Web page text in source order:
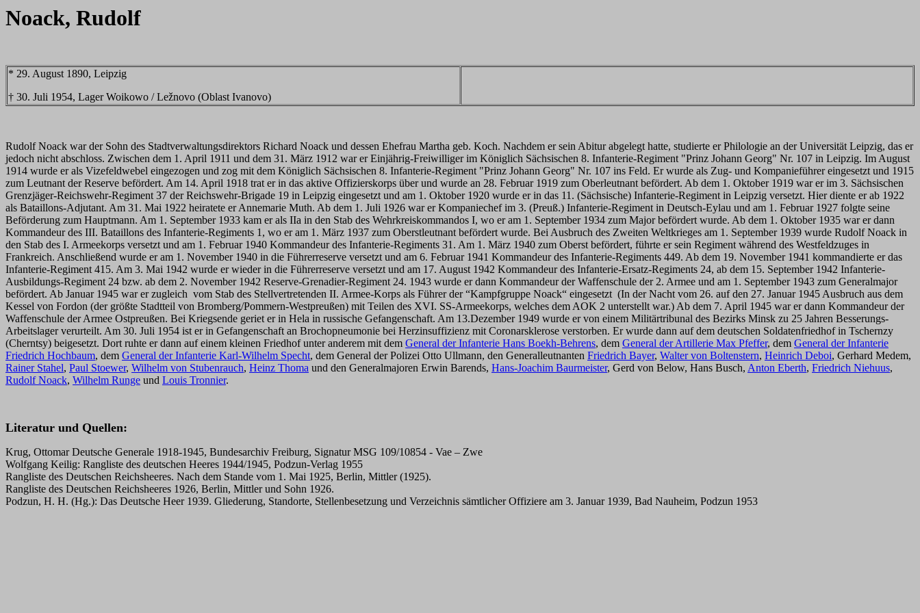
Noack, Rudolf
* 29. August 1890, Leipzig
† 30. Juli 1954, Lager Woikowo / Ležnovo (Oblast Ivanovo)
Rudolf Noack war der Sohn des Stadtverwaltungsdirektors Richard Noack und dessen Ehefrau Martha geb. Koch. Nachdem er sein Abitur abgelegt hatte, studierte er Philologie an der Universität Leipzig, das er
jedoch nicht abschloss. Zwischen dem 1. April 1911 und dem 31. März 1912 war er Einjährig-Freiwilliger im Königlich Sächsischen 8. Infanterie-Regiment "Prinz Johann Georg" Nr. 107 in Leipzig. Im August
1914 wurde er als Vizefeldwebel eingezogen und zog mit dem Königlich Sächsischen 8. Infanterie-Regiment "Prinz Johann Georg" Nr. 107 ins Feld. Er wurde als Zug- und Kompanieführer eingesetzt und 1915
zum Leutnant der Reserve befördert. Am 14. April 1918 trat er in das aktive Offizierskorps über und wurde an 28. Februar 1919 zum Oberleutnant befördert. Ab dem 1. Oktober 1919 war er im 3. Sächsischen
Grenzjäger-Reichswehr-Regiment 37 der Reichswehr-Brigade 19 in Leipzig eingesetzt und am 1. Oktober 1920 wurde er in das 11. (Sächsische) Infanterie-Regiment in Leipzig versetzt. Hier diente er ab 1922
als Bataillons-Adjutant. Am 31. Mai 1922 heiratete er Annemarie Muth. Ab dem 1. Juli 1926 war er Kompaniechef im 3. (Preuß.) Infanterie-Regiment in Deutsch-Eylau und am 1. Februar 1927 folgte seine
Beförderung zum Hauptmann. Am 1. September 1933 kam er als IIa in den Stab des Wehrkreiskommandos I, wo er am 1. September 1934 zum Major befördert wurde. Ab dem 1. Oktober 1935 war er dann
Kommandeur des III. Bataillons des Infanterie-Regiments 1, wo er am 1. März 1937 zum Oberstleutnant befördert wurde. Bei Ausbruch des Zweiten Weltkrieges am 1. September 1939 wurde Rudolf Noack in
den Stab des I. Armeekorps versetzt und am 1. Februar 1940 Kommandeur des Infanterie-Regiments 31. Am 1. März 1940 zum Oberst befördert, führte er sein Regiment während des Westfeldzuges in
Frankreich. Anschließend wurde er am 1. November 1940 in die Führerreserve versetzt und am 6. Februar 1941 Kommandeur des Infanterie-Regiments 449. Ab dem 19. November 1941 kommandierte er das
Infanterie-Regiment 415. Am 3. Mai 1942 wurde er wieder in die Führerreserve versetzt und am 17. August 1942 Kommandeur des Infanterie-Ersatz-Regiments 24, ab dem 15. September 1942 Infanterie-
Ausbildungs-Regiment 24 bzw. ab dem 2. November 1942 Reserve-Grenadier-Regiment 24. 1943 wurde er dann Kommandeur der Waffenschule der 2. Armee und am 1. September 1943 zum Generalmajor
befördert. Ab Januar 1945 war er zugleich vom Stab des Stellvertretenden II. Armee-Korps als Führer der “Kampfgruppe Noack“ eingesetzt (In der Nacht vom 26. auf den 27. Januar 1945 Ausbruch aus dem
Kessel von Fordon (der größte Stadtteil von Bromberg/Pommern-Westpreußen) mit Teilen des XVI. SS-Armeekorps, welches dem AOK 2 unterstellt war.) Ab dem 7. April 1945 war er dann Kommandeur der
Waffenschule der Armee Ostpreußen. Bei Kriegsende geriet er in Hela in russische Gefangenschaft. Am 13.Dezember 1949 wurde er von einem Militärtribunal des Bezirks Minsk zu 25 Jahren Besserungs-
Arbeitslager verurteilt. Am 30. Juli 1954 ist er in Gefangenschaft an Brochopneumonie bei Herzinsuffizienz mit Coronarsklerose verstorben. Er wurde dann auf dem deutschen Soldatenfriedhof in Tschernzy
(Cherntsy) beigesetzt. Dort ruhte er dann auf einem kleinen Friedhof unter anderem mit dem General der Infanterie Hans Boekh-Behrens, dem General der Artillerie Max Pfeffer, dem General der Infanterie
Friedrich Hochbaum, dem General der Infanterie Karl-Wilhelm Specht, dem General der Polizei Otto Ullmann, den Generalleutnanten Friedrich Bayer, Walter von Boltenstern, Heinrich Deboi, Gerhard Medem,
Rainer Stahel, Paul Stoewer, Wilhelm von Stubenrauch, Heinz Thoma und den Generalmajoren Erwin Barends, Hans-Joachim Baurmeister, Gerd von Below, Hans Busch, Anton Eberth, Friedrich Niehuus,
Rudolf Noack, Wilhelm Runge und Louis Tronnier.
Literatur und Quellen:
Krug, Ottomar Deutsche Generale 1918-1945, Bundesarchiv Freiburg, Signatur MSG 109/10854 - Vae – Zwe
Wolfgang Keilig: Rangliste des deutschen Heeres 1944/1945, Podzun-Verlag 1955
Rangliste des Deutschen Reichsheeres. Nach dem Stande vom 1. Mai 1925, Berlin, Mittler (1925).
Rangliste des Deutschen Reichsheeres 1926, Berlin, Mittler und Sohn 1926.
Podzun, H. H. (Hg.): Das Deutsche Heer 1939. Gliederung, Standorte, Stellenbesetzung und Verzeichnis sämtlicher Offiziere am 3. Januar 1939, Bad Nauheim, Podzun 1953